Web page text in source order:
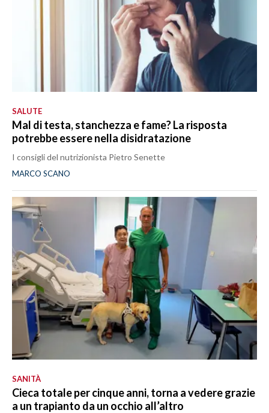
SALUTE
Mal di testa, stanchezza e fame? La risposta
potrebbe essere nella disidratazione
I consigli del nutrizionista Pietro Senette
MARCO SCANO
SANITÀ
Cieca totale per cinque anni, torna a vedere grazie
a un trapianto da un occhio all’altro